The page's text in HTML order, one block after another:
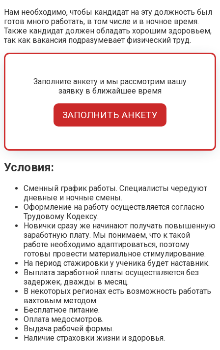
Нам необходимо, чтобы кандидат на эту должность был
готов много работать, в том числе и в ночное время.
Также кандидат должен обладать хорошим здоровьем,
так как вакансия подразумевает физический труд.
Заполните анкету и мы рассмотрим вашу
заявку в ближайшее время
ЗАПОЛНИТЬ АНКЕТУ
Условия:
Сменный график работы. Специалисты чередуют
дневные и ночные смены.
Оформление на работу осуществляется согласно
Трудовому Кодексу.
Новички сразу же начинают получать повышенную
заработную плату. Мы понимаем, что к такой
работе необходимо адаптироваться, поэтому
готовы провести материальное стимулирование.
На период стажировки у ученика будет наставник.
Выплата заработной платы осуществляется без
задержек, дважды в месяц.
В некоторых регионах есть возможность работать
вахтовым методом.
Бесплатное питание.
Оплата медосмотров.
Выдача рабочей формы.
Наличие страховки жизни и здоровья.